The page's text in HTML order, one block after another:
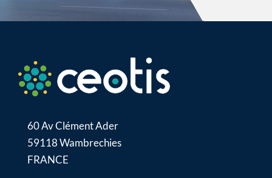
60 Av Clément Ader
59118 Wambrechies
FRANCE